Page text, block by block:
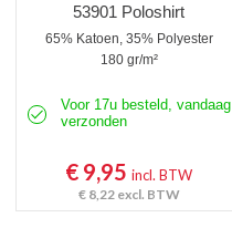
53901 Poloshirt
65% Katoen, 35% Polyester
180 gr/m²
Voor 17u besteld, vandaag
verzonden
€ 9,95incl. BTW
€ 8,22 excl. BTW